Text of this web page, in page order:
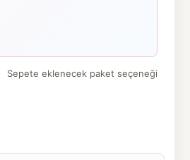
Sepete eklenecek paket seçeneği